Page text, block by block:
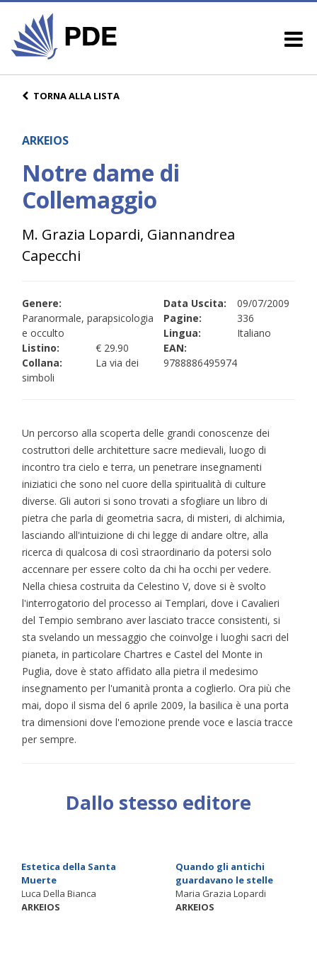
TORNA ALLA LISTA
ARKEIOS
Notre dame di
Collemaggio
M. Grazia Lopardi, Giannandrea
Capecchi
Genere:
Paranormale, parapsicologia
e occulto
Listino:
€ 29.90
Collana:
La via dei
simboli
Data Uscita:
09/07/2009
Pagine:
336
Lingua:
Italiano
EAN:
9788886495974
Un percorso alla scoperta delle grandi conoscenze dei
costruttori delle architetture sacre medievali, luogo di
incontro tra cielo e terra, un penetrare insegnamenti
iniziatici che sono nel cuore della spiritualità di culture
diverse. Gli autori si sono trovati a sfogliare un libro di
pietra che parla di geometria sacra, di misteri, di alchimia,
lasciando all'intuizione di chi legge di andare oltre, alla
ricerca di qualcosa di così straordinario da potersi solo
accennare per essere colto da chi ha occhi per vedere.
Nella chiesa costruita da Celestino V, dove si è svolto
l'interrogatorio del processo ai Templari, dove i Cavalieri
del Tempio sembrano aver lasciato tracce consistenti, si
sta svelando un messaggio che coinvolge i luoghi sacri del
pianeta, in particolare Chartres e Castel del Monte in
Puglia, dove è stato affidato alla pietra il medesimo
insegnamento per l'umanità pronta a coglierlo. Ora più che
mai, dopo il sisma del 6 aprile 2009, la basilica è una porta
tra dimensioni dove l'emozione prende voce e lascia tracce
per sempre.
Dallo stesso editore
Estetica della Santa
Muerte
Luca Della Bianca
ARKEIOS
Quando gli antichi
guardavano le stelle
Maria Grazia Lopardi
ARKEIOS